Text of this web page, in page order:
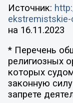
Источник:
на 16.11.2023
* Перечень
религиозных
которых
законную
запрете